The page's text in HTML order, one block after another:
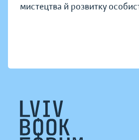
мистецтва й розвитку